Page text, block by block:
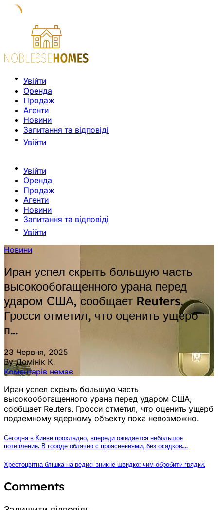
Увійти
Оренда
Продаж
Агенти
Новини
Запитання та відповіді
Увійти
Увійти
Оренда
Продаж
Агенти
Новини
Запитання та відповіді
Увійти
Новини
Иран успел скрыть большую часть
высокообогащенного урана перед
ударом США, сообщает Reuters.
Гросси отметил, что оценить ущерб
п…
23 Червня, 2025
By Домінік К.
Коментарів немає
Иран успел скрыть большую часть
высокообогащенного урана перед ударом США,
сообщает Reuters. Гросси отметил, что оценить ущерб
подземному ядерному объекту пока невозможно.
Сегодня в Киеве прохладно, впереди ожидается небольшое
потепление. В городе облачно с прояснениями, без осадков….
Хрестоцвітна блішка на редисі зникне швидко: чим обробити грядки.
Comments